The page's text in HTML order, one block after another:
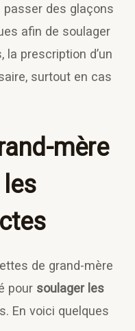
des glaçons
afin de soulager
la prescription d’un
surtout en cas
mère
de grand-mère
pour soulager les
En voici quelques